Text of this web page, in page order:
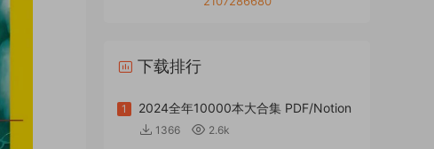
下载排行
1 2024全年10000本大合集 PDF/Notion
1366 2.6k